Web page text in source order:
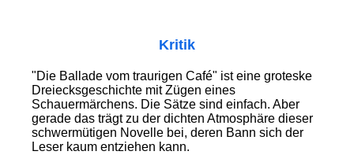
Kritik
"Die Ballade vom traurigen Café" ist eine groteske
Dreiecksgeschichte mit Zügen eines
Schauermärchens. Die Sätze sind einfach. Aber
gerade das trägt zu der dichten Atmosphäre dieser
schwermütigen Novelle bei, deren Bann sich der
Leser kaum entziehen kann.